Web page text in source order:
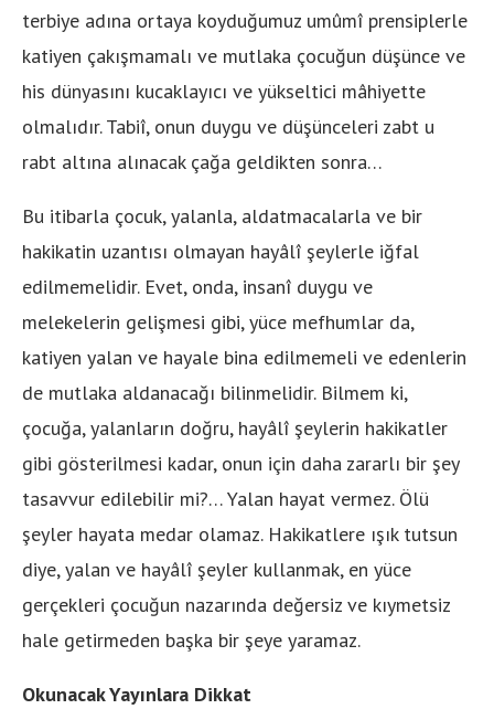
terbiye adına ortaya koyduğumuz umûmî prensiplerle
katiyen çakışmamalı ve mutlaka çocuğun düşünce ve
his dünyasını kucaklayıcı ve yükseltici mâhiyette
olmalıdır. Tabiî, onun duygu ve düşünceleri zabt u
rabt altına alınacak çağa geldikten sonra…
Bu itibarla çocuk, yalanla, aldatmacalarla ve bir
hakikatin uzantısı olmayan hayâlî şeylerle iğfal
edilmemelidir. Evet, onda, insanî duygu ve
melekelerin gelişmesi gibi, yüce mefhumlar da,
katiyen yalan ve hayale bina edilmemeli ve edenlerin
de mutlaka aldanacağı bilinmelidir. Bilmem ki,
çocuğa, yalanların doğru, hayâlî şeylerin hakikatler
gibi gösterilmesi kadar, onun için daha zararlı bir şey
tasavvur edilebilir mi?… Yalan hayat vermez. Ölü
şeyler hayata medar olamaz. Hakikatlere ışık tutsun
diye, yalan ve hayâlî şeyler kullanmak, en yüce
gerçekleri çocuğun nazarında değersiz ve kıymetsiz
hale getirmeden başka bir şeye yaramaz.
Okunacak Yayınlara Dikkat